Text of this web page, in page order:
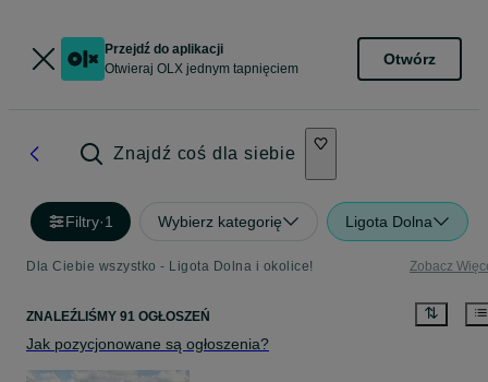
Przejdź do aplikacji
Otwieraj OLX jednym tapnięciem
Otwórz
Znajdź coś dla siebie
Filtry·1 Wybierz kategorię Ligota Dolna
Dla Ciebie wszystko - Ligota Dolna i okolice! Zobacz
ZNALEŹLIŚMY 91 OGŁOSZEŃ
Jak pozycjonowane są ogłoszenia?